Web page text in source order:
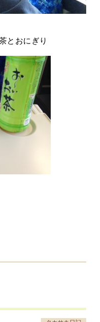
とおにぎり